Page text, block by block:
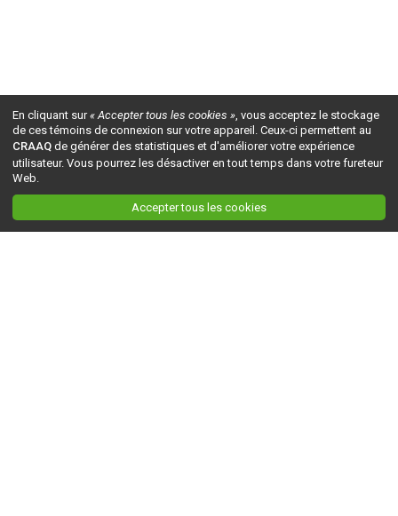
En cliquant sur« Accepter tous les cookies », vous acceptez le stockage
de ces témoins de connexion sur votre appareil. Ceux-ci permettent au
CRAAQ de générer des statistiques et d'améliorer votre expérience
utilisateur. Vous pourrez les désactiver en tout temps dans votre fureteur
Web.
Accepter tous les cookies